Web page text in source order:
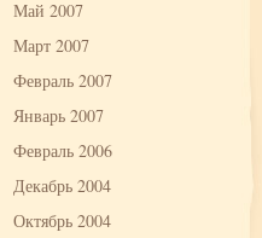
Май 2007
Март 2007
Февраль 2007
Январь 2007
Февраль 2006
Декабрь 2004
Октябрь 2004